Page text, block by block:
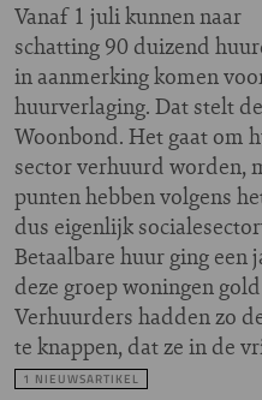
Vanaf 1 juli kunnen naar
schatting 90 duizend
in aanmerking komen
huurverlaging. Dat stelt de
Woonbond. Het gaat om
sector verhuurd worden,
punten hebben volgens
dus eigenlijk
Betaalbare huur ging een
deze groep woningen
Verhuurders hadden zo
te knappen, dat ze in de
1 NIEUWSARTIKEL